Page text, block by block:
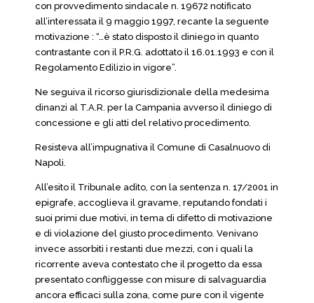
con provvedimento sindacale n. 19672 notificato
all’interessata il 9 maggio 1997, recante la seguente
motivazione : “…è stato disposto il diniego in quanto
contrastante con il P.R.G. adottato il 16.01.1993 e con il
Regolamento Edilizio in vigore”.
Ne seguiva il ricorso giurisdizionale della medesima
dinanzi al T.A.R. per la Campania avverso il diniego di
concessione e gli atti del relativo procedimento.
Resisteva all’impugnativa il Comune di Casalnuovo di
Napoli.
All’esito il Tribunale adìto, con la sentenza n. 17/2001 in
epigrafe, accoglieva il gravame, reputando fondati i
suoi primi due motivi, in tema di difetto di motivazione
e di violazione del giusto procedimento. Venivano
invece assorbiti i restanti due mezzi, con i quali la
ricorrente aveva contestato che il progetto da essa
presentato confliggesse con misure di salvaguardia
ancora efficaci sulla zona, come pure con il vigente